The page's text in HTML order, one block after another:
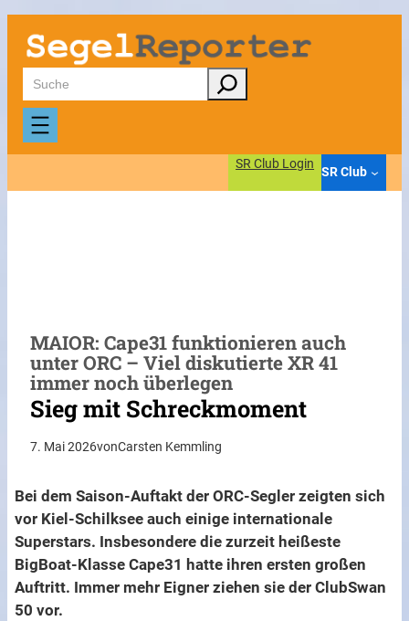
Zum
Inhalt
springen
Suchen
SR Club Login
SR Club
MAIOR: Cape31 funktionieren auch
unter ORC – Viel diskutierte XR 41
immer noch überlegen
Sieg mit Schreckmoment
7. Mai 2026vonCarsten Kemmling
Bei dem Saison-Auftakt der ORC-Segler zeigten sich
vor Kiel-Schilksee auch einige internationale
Superstars. Insbesondere die zurzeit heißeste
BigBoat-Klasse Cape31 hatte ihren ersten großen
Auftritt. Immer mehr Eigner ziehen sie der ClubSwan
50 vor.